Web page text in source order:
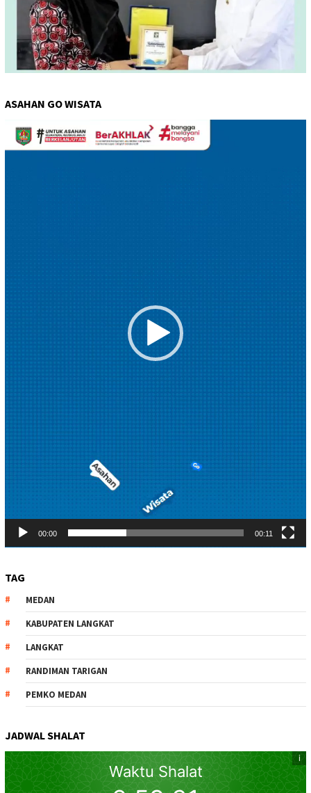
ASAHAN GO WISATA
Pemutar
Video
00:00 00:11
TAG
MEDAN
KABUPATEN LANGKAT
LANGKAT
RANDIMAN TARIGAN
PEMKO MEDAN
JADWAL SHALAT